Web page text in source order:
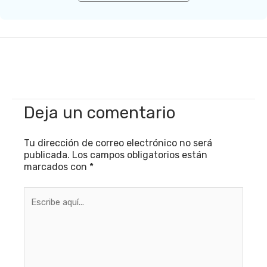
Deja un comentario
Tu dirección de correo electrónico no será
publicada. Los campos obligatorios están
marcados con *
aquí...